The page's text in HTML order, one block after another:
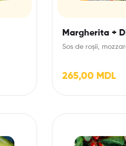
Margherita +
Sos de roșii,
265,00 MDL